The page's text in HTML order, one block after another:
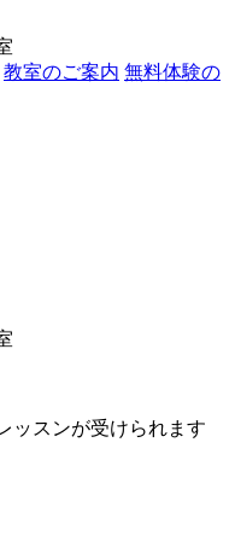
教室のご案内 無料体験の
ッスンが受けられます